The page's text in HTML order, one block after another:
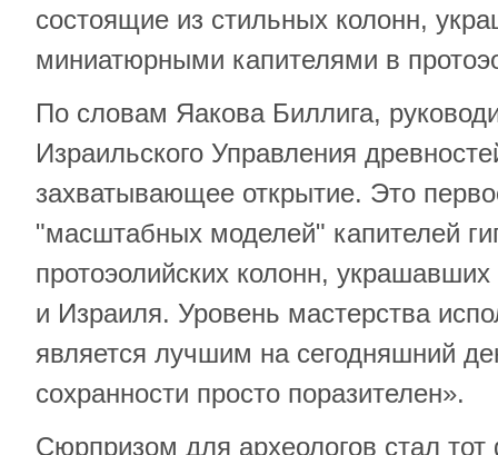
состоящие из стильных колонн,
миниатюрными капителями в
По словам Яакова Биллига,
Израильского Управления
захватывающее открытие. Это
"масштабных моделей" капителей
протоэолийских колонн,
и Израиля. Уровень мастерства
является лучшим на сегодняшний
сохранности просто поразителен».
Сюрпризом для археологов стал тот